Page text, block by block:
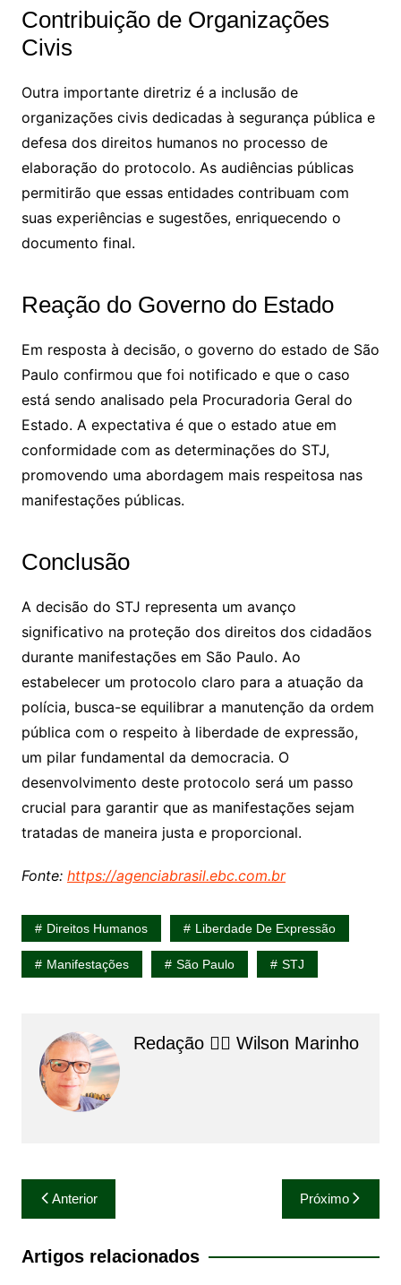
Contribuição de Organizações
Civis
Outra importante diretriz é a inclusão de
organizações civis dedicadas à segurança pública e
defesa dos direitos humanos no processo de
elaboração do protocolo. As audiências públicas
permitirão que essas entidades contribuam com
suas experiências e sugestões, enriquecendo o
documento final.
Reação do Governo do Estado
Em resposta à decisão, o governo do estado de São
Paulo confirmou que foi notificado e que o caso
está sendo analisado pela Procuradoria Geral do
Estado. A expectativa é que o estado atue em
conformidade com as determinações do STJ,
promovendo uma abordagem mais respeitosa nas
manifestações públicas.
Conclusão
A decisão do STJ representa um avanço
significativo na proteção dos direitos dos cidadãos
durante manifestações em São Paulo. Ao
estabelecer um protocolo claro para a atuação da
polícia, busca-se equilibrar a manutenção da ordem
pública com o respeito à liberdade de expressão,
um pilar fundamental da democracia. O
desenvolvimento deste protocolo será um passo
crucial para garantir que as manifestações sejam
tratadas de maneira justa e proporcional.
Fonte: https://agenciabrasil.ebc.com.br
Direitos Humanos Liberdade De Expressão
Manifestações São Paulo STJ
Redação 👨‍⚖️​ Wilson Marinho
Navegação
de
Post
Anterior Próximo
Artigos relacionados